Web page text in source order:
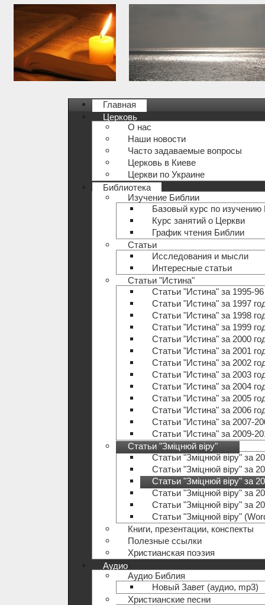
Главная
Церковь
О нас
Наши новости
Часто задаваемые вопросы
Церковь в Киеве
Церкви по Украине
Библиотека
Изучение Библии
Базовый курс по изучению
Курс занятий о Церкви
График чтения Библии
Статьи
Исследования и мысли
Интересные статьи
Статьи "Истина"
Статьи "Истина" за 1995-
Статьи "Истина" за 1997
Статьи "Истина" за 1998
Статьи "Истина" за 1999
Статьи "Истина" за 2000
Статьи "Истина" за 2001
Статьи "Истина" за 2002
Статьи "Истина" за 2003
Статьи "Истина" за 2004
Статьи "Истина" за 2005
Статьи "Истина" за 2006
Статьи "Истина" за 2007-
Статьи "Истина" за 2009-
Статьи "Зміцнюй віру"
Статьи "Зміцнюй віру" за
Статьи "Зміцнюй віру" за
Статьи "Зміцнюй віру" за
Статьи "Зміцнюй віру" за
Статьи "Зміцнюй віру" за
Статьи "Зміцнюй віру"
Книги, презентации, конспекты
Полезные ccылки
Христианская поэзия
Аудио
Аудио Библия
Новый Завет (аудио, mp3)
Христианские песни